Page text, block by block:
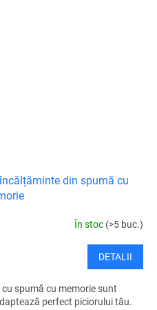
din spumă cu
În stoc (>5 buc.)
DETALII
spumă cu memorie sunt
perfect piciorului tău.